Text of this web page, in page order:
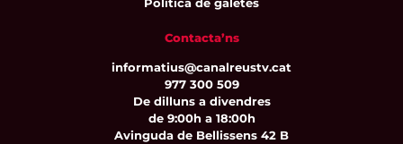
Contacta’ns
informatius@canalreustv.cat
977 300 509
De dilluns a divendres
de 9:00h a 18:00h
Avinguda de Bellissens 42 B